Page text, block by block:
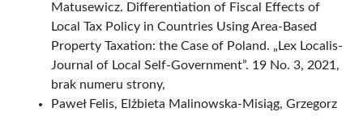
Matusewicz. Differentiation of Fiscal Effects of
Local Tax Policy in Countries Using Area-Based
Property Taxation: the Case of Poland. „Lex Localis-
Journal of Local Self-Government”. 19 No. 3, 2021,
brak numeru strony,
Paweł Felis, Elżbieta Malinowska-Misiąg, Grzegorz